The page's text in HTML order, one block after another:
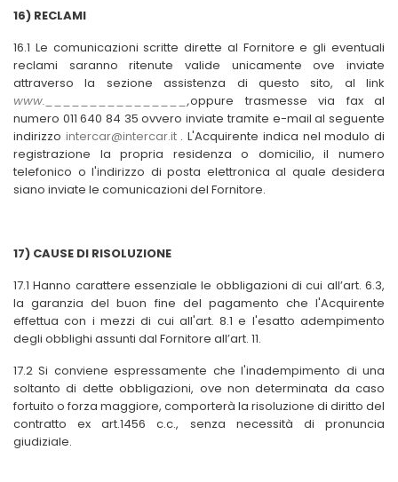
16) RECLAMI
16.1 Le comunicazioni scritte dirette al Fornitore e gli eventuali
reclami saranno ritenute valide unicamente ove inviate
attraverso la sezione assistenza di questo sito, al link
www.________________,oppure trasmesse via fax al
numero 011 640 84 35 ovvero inviate tramite e-mail al seguente
indirizzo intercar@intercar.it. L'Acquirente indica nel modulo di
registrazione la propria residenza o domicilio, il numero
telefonico o l'indirizzo di posta elettronica al quale desidera
siano inviate le comunicazioni del Fornitore.
17) CAUSE DI RISOLUZIONE
17.1 Hanno carattere essenziale le obbligazioni di cui all’art. 6.3,
la garanzia del buon fine del pagamento che l'Acquirente
effettua con i mezzi di cui all'art. 8.1 e l'esatto adempimento
degli obblighi assunti dal Fornitore all’art. 11.
17.2 Si conviene espressamente che l'inadempimento di una
soltanto di dette obbligazioni, ove non determinata da caso
fortuito o forza maggiore, comporterà la risoluzione di diritto del
contratto ex art.1456 c.c., senza necessità di pronuncia
giudiziale.